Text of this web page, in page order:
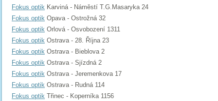
Fokus optik Karviná - Náměstí T.G.Masaryka 24
Fokus optik Opava - Ostrožná 32
Fokus optik Orlová - Osvobození 1311
Fokus optik Ostrava - 28. Října 23
Fokus optik Ostrava - Bieblova 2
Fokus optik Ostrava - Sjízdná 2
Fokus optik Ostrava - Jeremenkova 17
Fokus optik Ostrava - Rudná 114
Fokus optik Třinec - Koperníka 1156